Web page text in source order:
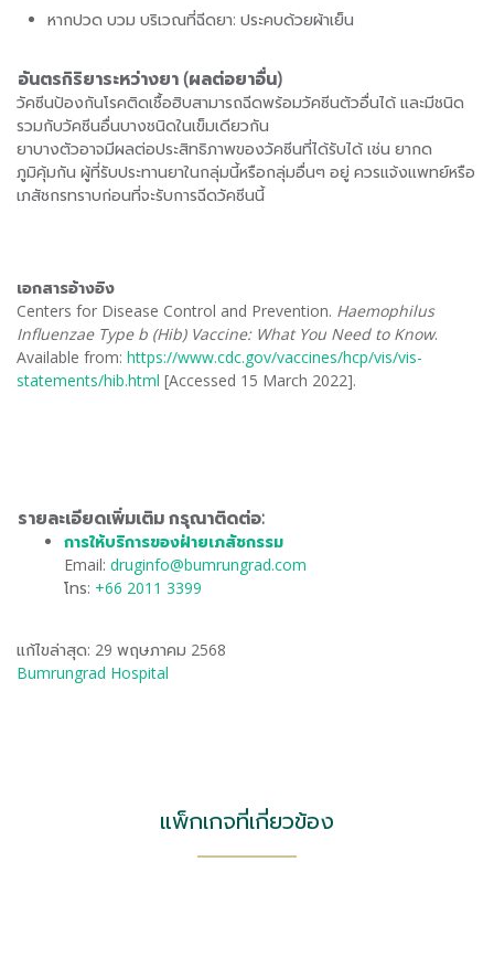
หากปวด บวม บริเวณที่ฉีดยา: ประคบด้วยผ้าเย็น
อันตรกิริยาระหว่างยา (ผลต่อยาอื่น)
วัคซีนป้องกันโรคติดเชื้อฮิบสามารถฉีดพร้อมวัคซีนตัวอื่นได้ และมีชนิด
รวมกับวัคซีนอื่นบางชนิดในเข็มเดียวกัน
ยาบางตัวอาจมีผลต่อประสิทธิภาพของวัคซีนที่ได้รับได้ เช่น ยากด
ภูมิคุ้มกัน ผู้ที่รับประทานยาในกลุ่มนี้หรือกลุ่มอื่นๆ อยู่ ควรแจ้งแพทย์หรือ
เภสัชกรทราบก่อนที่จะรับการฉีดวัคซีนนี้
เอกสารอ้างอิง
Centers for Disease Control and Prevention. Haemophilus
Influenzae Type b (Hib) Vaccine: What You Need to Know.
Available from: https://www.cdc.gov/vaccines/hcp/vis/vis-
statements/hib.html [Accessed 15 March 2022].
รายละเอียดเพิ่มเติม กรุณาติดต่อ:
การให้บริการของฝ่ายเภสัชกรรม
Email: druginfo@bumrungrad.com
โทร: +66 2011 3399
แก้ไขล่าสุด: 29 พฤษภาคม 2568
Bumrungrad Hospital
แพ็กเกจที่เกี่ยวข้อง